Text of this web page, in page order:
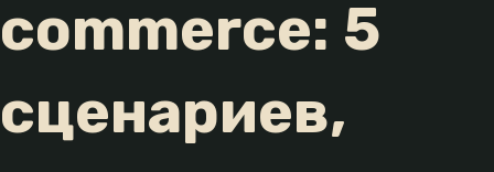
commerce: 5
сценариев,